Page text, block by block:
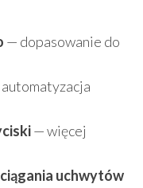
— dopasowanie do
— więcej
uchwytów